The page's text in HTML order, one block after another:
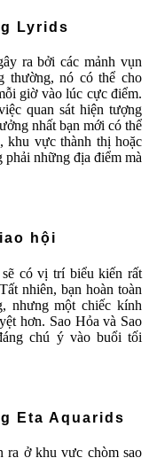
Lyrids
ra bởi các mảnh vụn
thường, nó có thể cho
giờ vào lúc cực điểm.
quan sát hiện tượng
nhất bạn mới có thể
khu vực thành thị hoặc
phải những địa điểm mà
hội
có vị trí biểu kiến rất
nhiên, bạn hoàn toàn
nhưng một chiếc kính
hơn. Sao Hỏa và Sao
chú ý vào buổi tối
Eta Aquarids
ra ở khu vực chòm sao